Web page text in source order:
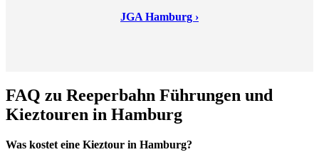
JGA Hamburg ›
FAQ zu Reeperbahn Führungen und
Kieztouren in Hamburg
Was kostet eine Kieztour in Hamburg?